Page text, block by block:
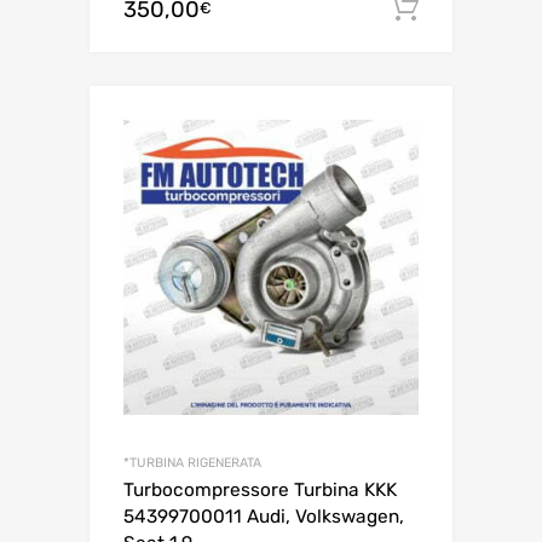
350,00€
*TURBINA RIGENERATA
Turbocompressore Turbina KKK
54399700011 Audi, Volkswagen,